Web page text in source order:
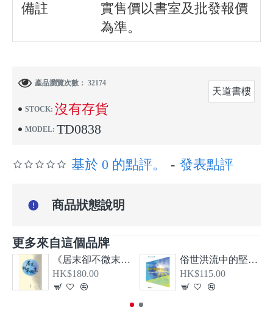
備註
實售價以書室及批發報價
為準。
STOCK: 沒有存貨
MODEL: TD0838
天道書樓
產品瀏覽次數： 32174
基於 0 的點評。 - 發表點評
更多來自這個品牌
《居末卻不微末—希伯來書、大公書信及啟示錄導論》
HK$180.00
俗世洪流中的堅信—從教牧書信看顛覆現實的基督信仰
HK$115.00
商品狀態說明